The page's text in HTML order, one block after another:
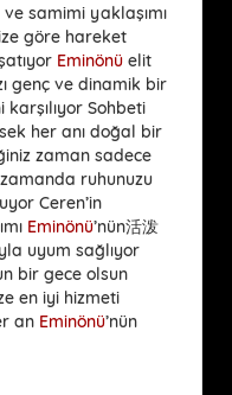
samimi yaklaşımı
göre hareket
Eminönü elit
genç ve dinamik bir
Sohbeti
her anı doğal bir
zaman sadece
ruhunuzu
Ceren’in
Eminönü’nün活泼
uyum sağlıyor
bir gece olsun
en iyi hizmeti
an Eminönü’nün